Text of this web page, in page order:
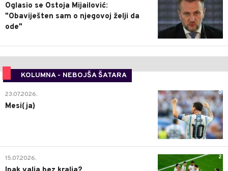
Oglasio se Ostoja Mijailović:
"Obaviješten sam o njegovoj želji da
ode"
KOLUMNA - NEBOJŠA ŠATARA
0
23.07.2026.
Mesi(ja)
2
15.07.2026.